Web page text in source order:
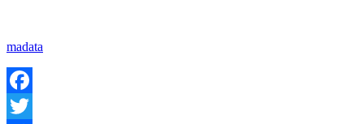
madata
Facebook